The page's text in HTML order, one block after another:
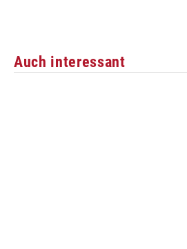
Auch interessant